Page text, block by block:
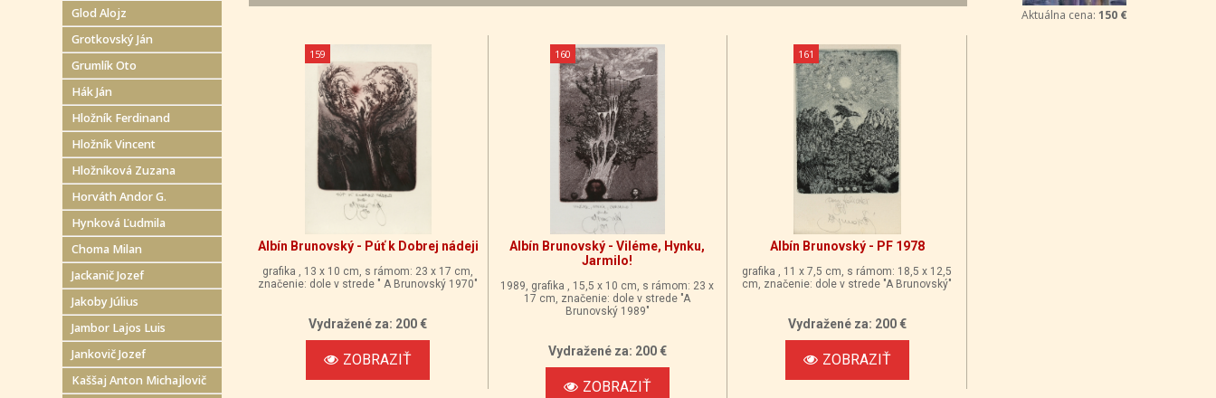
Glod Alojz
Grotkovský Ján
Grumlík Oto
Hák Ján
Hložník Ferdinand
Hložník Vincent
Hložníková Zuzana
Horváth Andor G.
Hynková Ľudmila
Choma Milan
Jackanič Jozef
Jakoby Július
Jambor Lajos Luis
Jankovič Jozef
Kaššaj Anton Michajlovič
159
Albín Brunovský - Púť k Dobrej nádeji
grafika , 13 x 10 cm, s rámom: 23 x 17 cm,
značenie: dole v strede " A Brunovský 1970"
Vydražené za: 200 €
ZOBRAZIŤ
160
Albín Brunovský - Viléme, Hynku,
Jarmilo!
1989, grafika , 15,5 x 10 cm, s rámom: 23 x
17 cm, značenie: dole v strede "A
Brunovský 1989"
Vydražené za: 200 €
ZOBRAZIŤ
161
Albín Brunovský - PF 1978
grafika , 11 x 7,5 cm, s rámom: 18,5 x 12,5
cm, značenie: dole v strede "A Brunovský"
Vydražené za: 200 €
ZOBRAZIŤ
Aktuálna cena: 150 €